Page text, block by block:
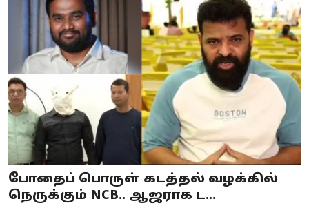
Special Story
Business
Crime
Tamilnadu
National
World
Astrology
போதைப் பொருள் கடத்தல் வழக்கில்
நெருக்கும் NCB.. ஆஜராக ட...